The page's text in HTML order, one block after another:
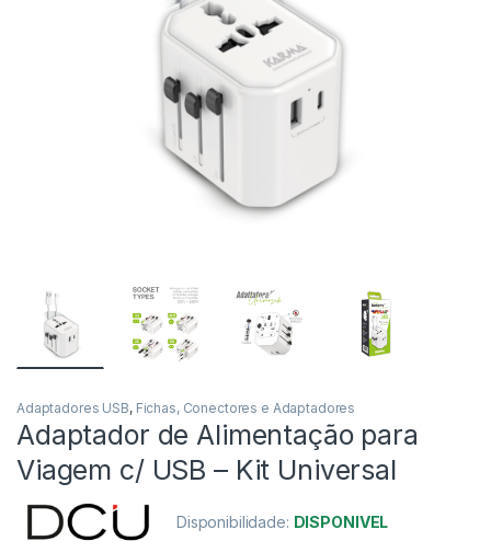
Adaptadores USB, Fichas, Conectores e Adaptadores
Adaptador de Alimentação para
Viagem c/ USB – Kit Universal
Disponibilidade: DISPONIVEL